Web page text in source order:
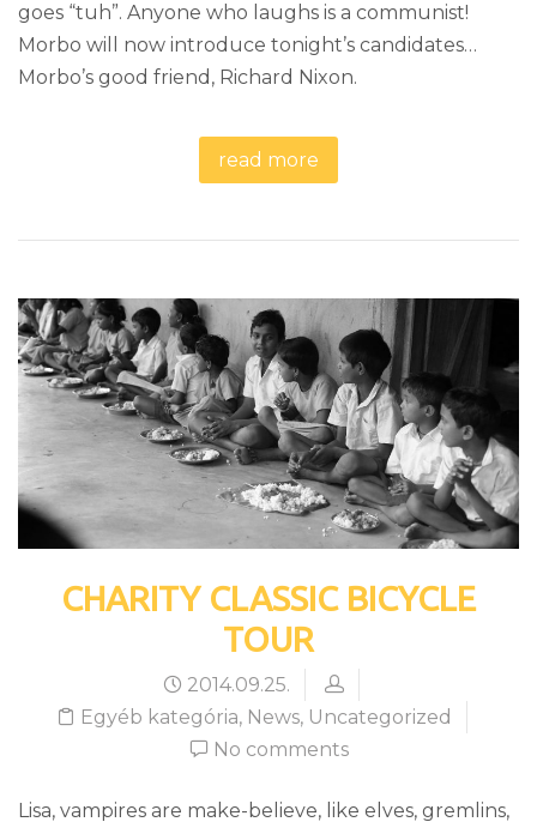
goes “tuh”. Anyone who laughs is a communist!
Morbo will now introduce tonight’s candidates…
Morbo’s good friend, Richard Nixon.
read more
CHARITY CLASSIC BICYCLE
TOUR
2014.09.25.
Egyéb kategória, News, Uncategorized
No comments
Lisa, vampires are make-believe, like elves, gremlins,